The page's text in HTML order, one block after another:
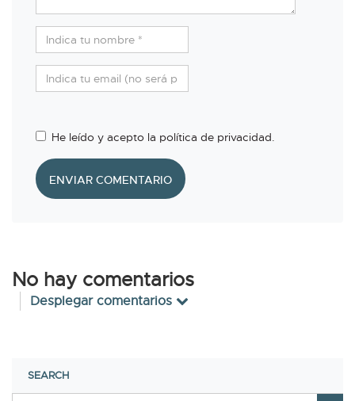
He leído y acepto la política de privacidad.
ENVIAR COMENTARIO
No hay comentarios
Desplegar comentarios
SEARCH